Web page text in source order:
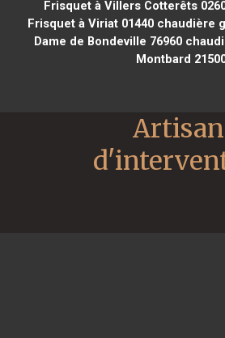
Frisquet à Villers Cotterêts
Frisquet à Viriat 01440 chaudière
Dame de Bondeville 76960
Montbard
Artisan